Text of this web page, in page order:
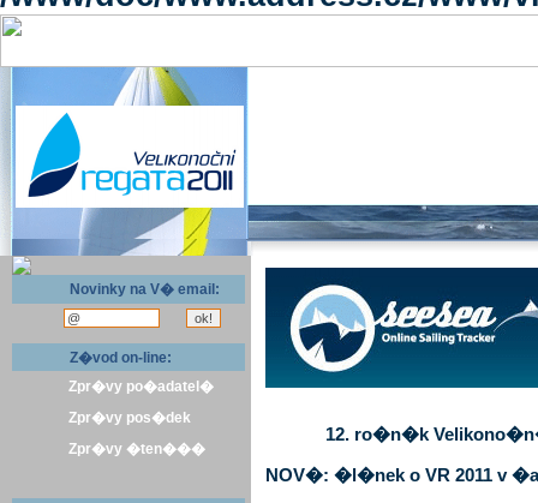
Novinky na V� email:
Z�vod on-line:
Zpr�vy po�adatel�
Zpr�vy pos�dek
Zpr�vy �ten���
12. ro�n�k
NOV�: �l�nek o VR 2011 v